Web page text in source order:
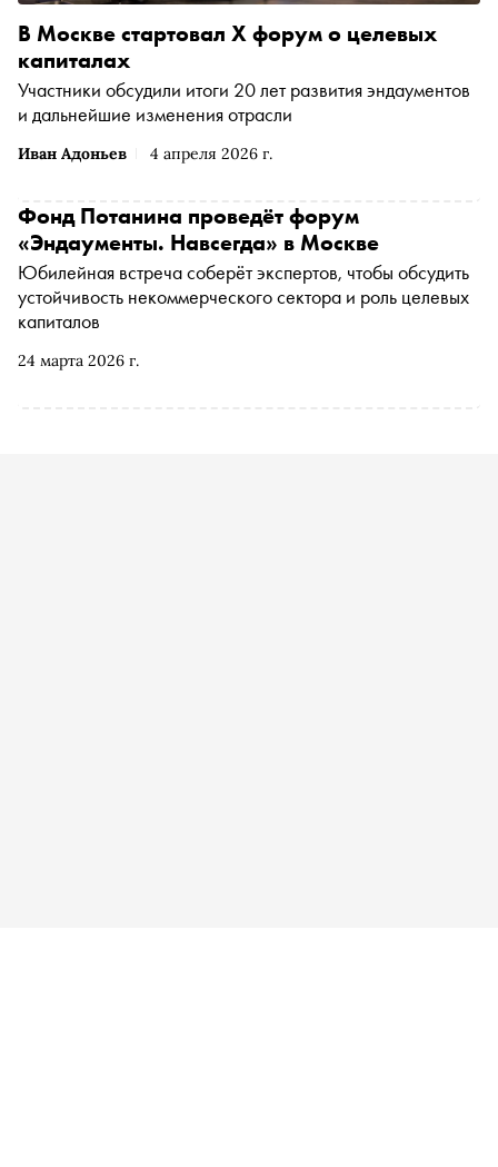
Иван Адоньев 4 апреля 2026 г.
В Москве стартовал X форум о целевых
капиталах
Участники обсудили итоги 20 лет развития эндаументов
и дальнейшие изменения отрасли
24 марта 2026 г.
Фонд Потанина проведёт форум
«Эндаументы. Навсегда» в Москве
Юбилейная встреча соберёт экспертов, чтобы обсудить
устойчивость некоммерческого сектора и роль целевых
капиталов